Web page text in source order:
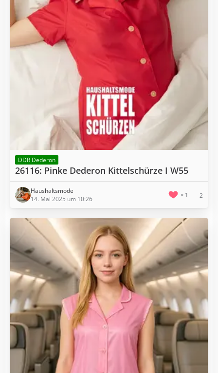
DDR Dederon
26116: Pinke Dederon Kittelschürze I W55
Haushaltsmode
14. Mai 2025 um 10:26
1 2